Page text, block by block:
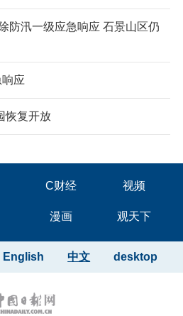
防汛一级应急响应 石景山区仍
应
恢复开放
C财经 视频
漫画 观天下
desktop
中文
English